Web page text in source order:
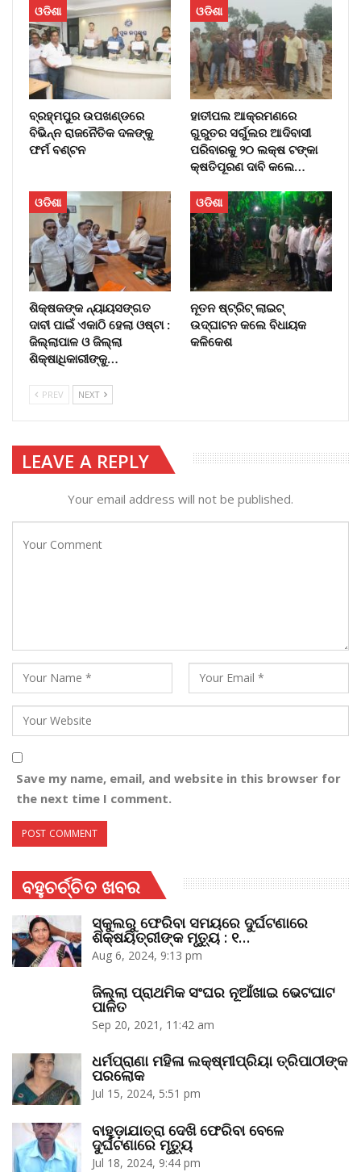
ଓଡିଶା
ବ୍ରହ୍ମପୁର ଉପଖଣ୍ଡରେ
ବିଭିନ୍ନ ରାଜନୈତିକ ଦଳଙ୍କୁ
ଫର୍ମ ବଣ୍ଟନ
ଓଡିଶା
ହାତୀପଲ ଆକ୍ରମଣରେ
ଗୁରୁତର ସର୍ଗୁଲର ଆଦିବାସୀ
ପରିବାରକୁ ୨୦ ଲକ୍ଷ ଟଙ୍କା
କ୍ଷତିପୂରଣ ଦାବି କଲେ…
ଓଡିଶା
ଶିକ୍ଷକଙ୍କ ନ୍ୟାୟସଙ୍ଗତ
ଦାବୀ ପାଇଁ ଏକାଠି ହେଲା ଓଷ୍ଟା :
ଜିଲ୍ଲାପାଳ ଓ ଜିଲ୍ଲା
ଶିକ୍ଷାଧିକାରୀଙ୍କୁ…
ଓଡିଶା
ନୂତନ ଷ୍ଟ୍ରିଟ୍ ଲାଇଟ୍‌
ଉଦ୍‌ଘାଟନ କଲେ ବିଧାୟକ
କଳିକେଶ
PREV NEXT
LEAVE A REPLY
Your email address will not be published.
Save my name, email, and website in this browser for
the next time I comment.
ବହୁଚର୍ଚ୍ଚିତ ଖବର
ସ୍କୁଲରୁ ଫେରିବା ସମୟରେ ଦୁର୍ଘଟଣାରେ
ଶିକ୍ଷୟିତ୍ରୀଙ୍କ ମୃତ୍ୟୁ : ୧…
Aug 6, 2024, 9:13 pm
ଜିଲ୍ଲା ପ୍ରାଥମିକ ସଂଘର ନୂଆଁଖାଇ ଭେଟଘାଟ
ପାଳିତ
Sep 20, 2021, 11:42 am
ଧର୍ମପ୍ରାଣା ମହିଳା ଲକ୍ଷ୍ମୀପ୍ରିୟା ତ୍ରିପାଠୀଙ୍କ
ପରଲୋକ
Jul 15, 2024, 5:51 pm
ବାହୁଡ଼ାଯାତ୍ରା ଦେଖି ଫେରିବା ବେଳେ
ଦୁର୍ଘଟଣାରେ ମୃତ୍ୟୁ
Jul 18, 2024, 9:44 pm